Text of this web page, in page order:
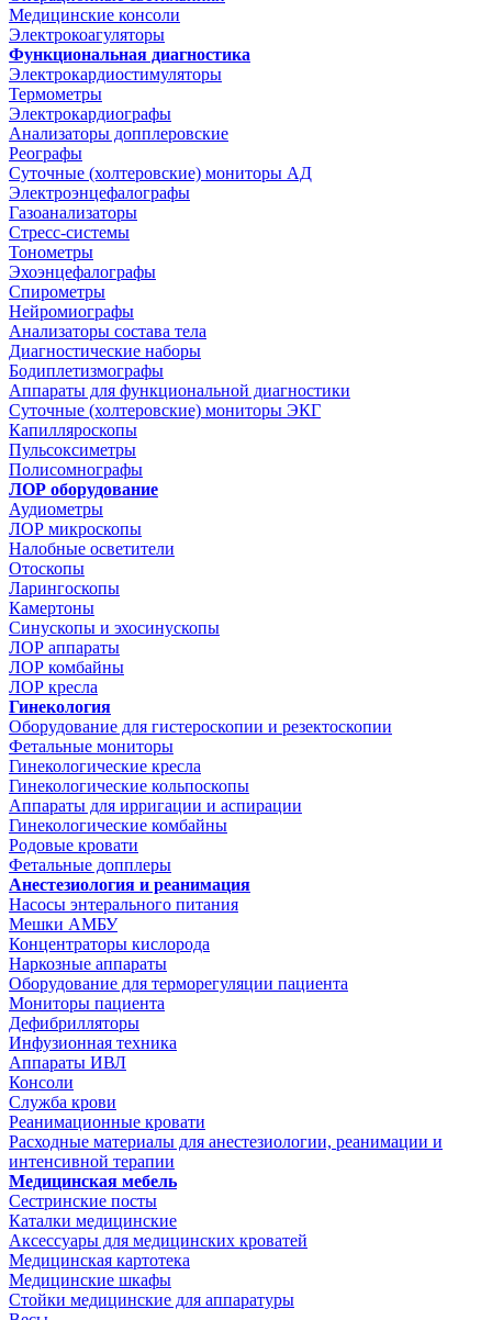
Медицинские консоли
Электрокоагуляторы
Функциональная диагностика
Электрокардиостимуляторы
Термометры
Электрокардиографы
Анализаторы допплеровские
Реографы
Суточные (холтеровские) мониторы АД
Электроэнцефалографы
Газоанализаторы
Стресс-системы
Тонометры
Эхоэнцефалографы
Спирометры
Нейромиографы
Анализаторы состава тела
Диагностические наборы
Бодиплетизмографы
Аппараты для функциональной диагностики
Суточные (холтеровские) мониторы ЭКГ
Капилляроскопы
Пульсоксиметры
Полисомнографы
ЛОР оборудование
Аудиометры
ЛОР микроскопы
Налобные осветители
Отоскопы
Ларингоскопы
Камертоны
Синускопы и эхосинускопы
ЛОР аппараты
ЛОР комбайны
ЛОР кресла
Гинекология
Оборудование для гистероскопии и резектоскопии
Фетальные мониторы
Гинекологические кресла
Гинекологические кольпоскопы
Аппараты для ирригации и аспирации
Гинекологические комбайны
Родовые кровати
Фетальные допплеры
Анестезиология и реанимация
Насосы энтерального питания
Мешки АМБУ
Концентраторы кислорода
Наркозные аппараты
Оборудование для терморегуляции пациента
Мониторы пациента
Дефибрилляторы
Инфузионная техника
Аппараты ИВЛ
Консоли
Служба крови
Реанимационные кровати
Расходные материалы для анестезиологии, реанимации и
интенсивной терапии
Медицинская мебель
Сестринские посты
Каталки медицинские
Аксессуары для медицинских кроватей
Медицинская картотека
Медицинские шкафы
Стойки медицинские для аппаратуры